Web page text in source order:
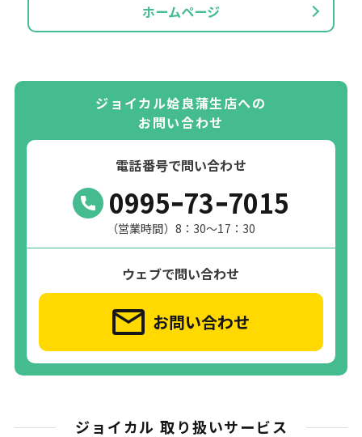
ホームページ
ジョイカル姶良蒲生店への
お問い合わせ
電話番号で問い合わせ
0995ｰ73ｰ7015
（営業時間）8：30～17：30
ウェブで問い合わせ
お問い合わせ
ジョイカル 取り扱いサービス